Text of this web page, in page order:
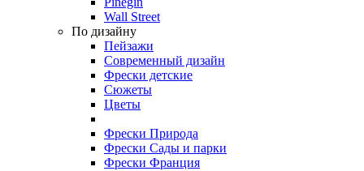
Wall Street
По дизайну
Пейзажи
Современный дизайн
Фрески детские
Сюжеты
Цветы
Фрески Природа
Фрески Сады и парки
Фрески Франция